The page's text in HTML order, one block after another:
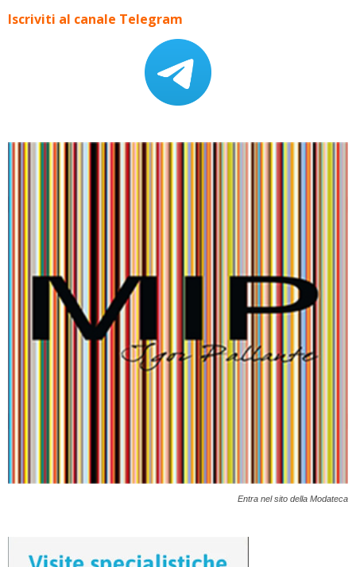
Iscriviti al canale Telegram
Entra nel sito della Modateca